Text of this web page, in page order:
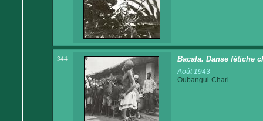
344 Bacala. Danse fétiche
Août 1943
Oubangui-Chari